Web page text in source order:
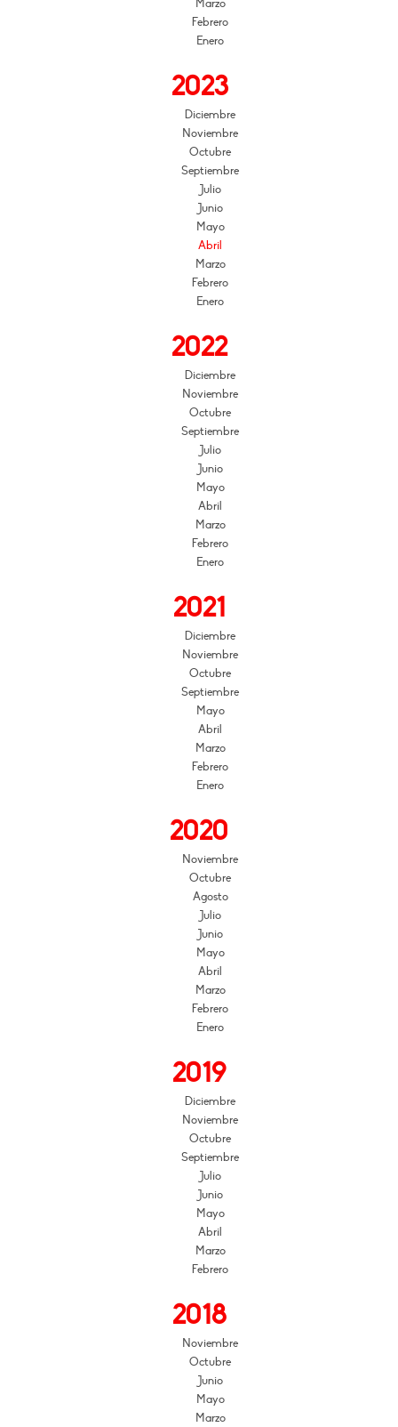
Marzo
Febrero
Enero
2023
Diciembre
Noviembre
Octubre
Septiembre
Julio
Junio
Mayo
Abril
Marzo
Febrero
Enero
2022
Diciembre
Noviembre
Octubre
Septiembre
Julio
Junio
Mayo
Abril
Marzo
Febrero
Enero
2021
Diciembre
Noviembre
Octubre
Septiembre
Mayo
Abril
Marzo
Febrero
Enero
2020
Noviembre
Octubre
Agosto
Julio
Junio
Mayo
Abril
Marzo
Febrero
Enero
2019
Diciembre
Noviembre
Octubre
Septiembre
Julio
Junio
Mayo
Abril
Marzo
Febrero
2018
Noviembre
Octubre
Junio
Mayo
Marzo